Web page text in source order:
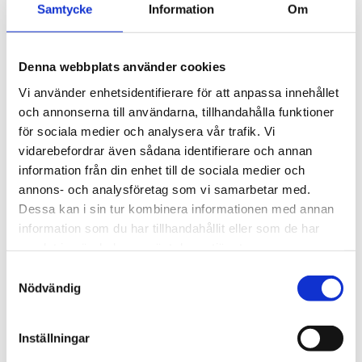
Samtycke Information Om
Denna webbplats använder cookies
Vi använder enhetsidentifierare för att anpassa innehållet
och annonserna till användarna, tillhandahålla funktioner
för sociala medier och analysera vår trafik. Vi
vidarebefordrar även sådana identifierare och annan
information från din enhet till de sociala medier och
annons- och analysföretag som vi samarbetar med.
Dessa kan i sin tur kombinera informationen med annan
information som du har tillhandahållit eller som de har
Nödvändig
Inställningar